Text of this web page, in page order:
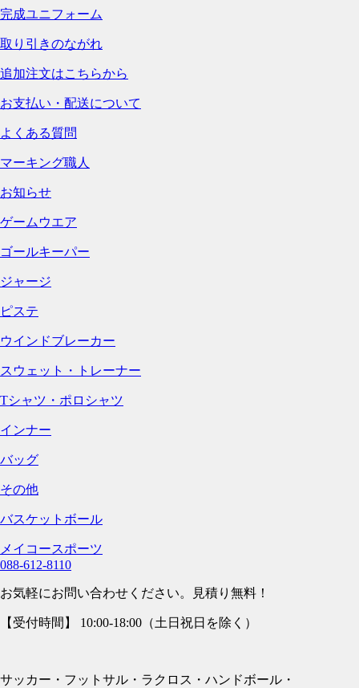
完成ユニフォーム
取り引きのながれ
追加注文はこちらから
お支払い・配送について
よくある質問
マーキング職人
お知らせ
ゲームウエア
ゴールキーパー
ジャージ
ピステ
ウインドブレーカー
スウェット・トレーナー
Tシャツ・ポロシャツ
インナー
バッグ
その他
バスケットボール
メイコースポーツ
088-612-8110
お気軽にお問い合わせください。見積り無料！
【受付時間】 10:00-18:00（土日祝日を除く）
サッカー・フットサル・ラクロス・ハンドボール・